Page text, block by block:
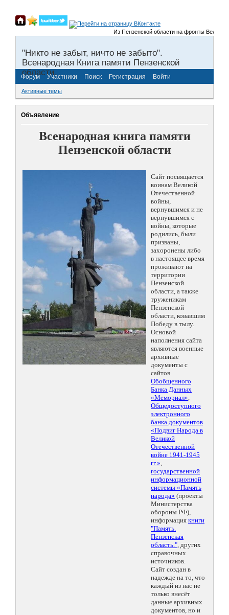
Из Пензенской области на фронты Великой
"Никто не забыт, ничто не забыто".
Всенародная Книга памяти Пензенской
области.
Форум Участники Поиск Регистрация Войти
Активные темы
Объявление
Всенародная книга памяти
Пензенской области
Сайт посвящается
воинам Великой
Отечественной
войны,
вернувшимся и не
вернувшимся с
войны, которые
родились, были
призваны,
захоронены либо
в настоящее время
проживают на
территории
Пензенской
области, а также
труженикам
Пензенской
области, ковавшим
Победу в тылу.
Основой
наполнения сайта
являются военные
архивные
документы с
сайтов
Обобщенного
Банка Данных
«Мемориал»,
Общедоступного
электронного
банка документов
«Подвиг Народа в
Великой
Отечественной
войне 1941-1945
гг.»,
государственной
информационной
системы «Память
народа» (проекты
Министерства
обороны РФ),
информация книги
"Память.
Пензенская
область.", других
справочных
источников.
Сайт создан в
надежде на то, что
каждый из нас не
только внесёт
данные архивных
документов, но и